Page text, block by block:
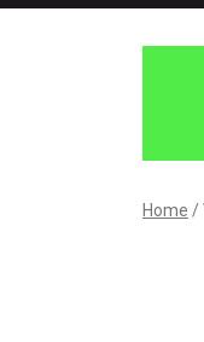
VANS
Home